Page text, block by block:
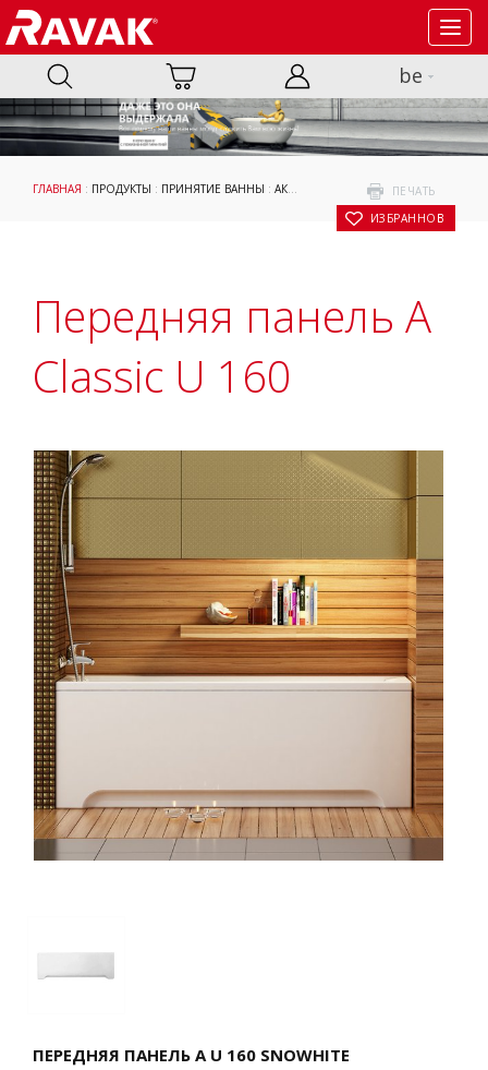
be
ПЕЧАТЬ
В ИЗБРАННОЕ
ГЛАВНАЯ : ПРОДУКТЫ : ПРИНЯТИЕ ВАННЫ : АКСЕССУАРЫ ОПОРНЫЕ
Передняя панель A
Classic U 160
ПЕРЕДНЯЯ ПАНЕЛЬ A U 160 SNOWHITE